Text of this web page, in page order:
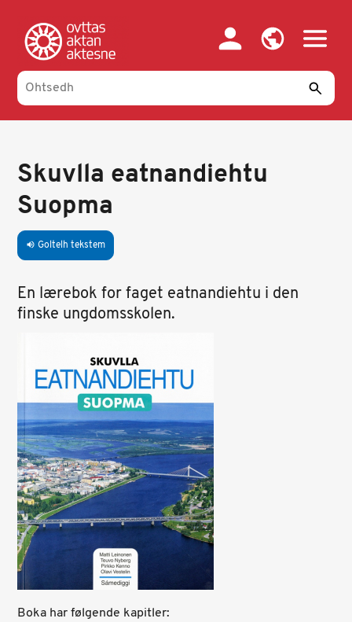
main
content
Skuvlla eatnandiehtu
Suopma
volume_up Goltelh tekstem
En lærebok for faget eatnandiehtu i den
finske ungdomsskolen.
Boka har følgende kapitler: